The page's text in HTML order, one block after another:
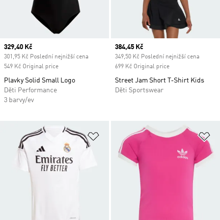
Current price
329,40 Kč
301,95 Kč Poslední nejnižší cena
549 Kč Original price
Plavky Solid Small Logo
Děti Performance
3 barvy/ev
Current price
384,45 Kč
349,50 Kč Poslední nejnižší cena
699 Kč Original price
Street Jam Short T-Shirt Kids
Děti Sportswear
Přidat do seznamu přání